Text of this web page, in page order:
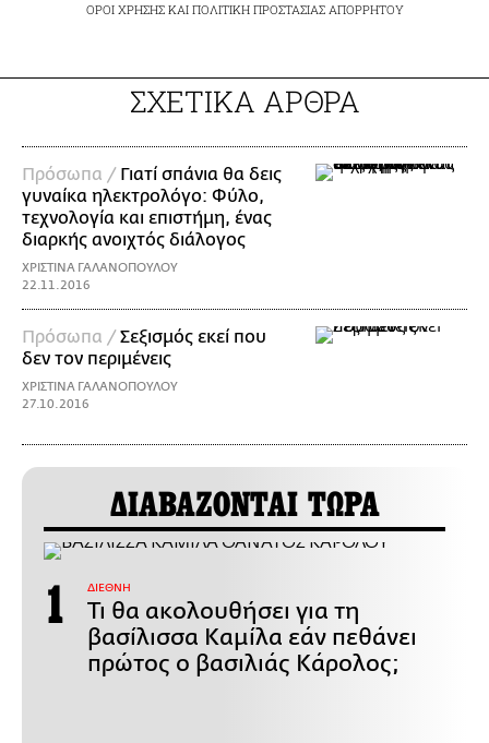
ΟΡΟΙ ΧΡΗΣΗΣΚΑΙ ΠΟΛΙΤΙΚΗ ΠΡΟΣΤΑΣΙΑΣ ΑΠΟΡΡΗΤΟΥ
ΣΧΕΤΙΚΑ ΑΡΘΡΑ
Πρόσωπα / Γιατί σπάνια θα δεις
γυναίκα ηλεκτρολόγο: Φύλο,
τεχνολογία και επιστήμη, ένας
διαρκής ανοιχτός διάλογος
ΧΡΙΣΤΙΝΑ ΓΑΛΑΝΟΠΟΥΛΟΥ
22.11.2016
Πρόσωπα /Σεξισμός εκεί που
δεν τον περιμένεις
ΧΡΙΣΤΙΝΑ ΓΑΛΑΝΟΠΟΥΛΟΥ
27.10.2016
ΔΙΑΒΑΖΟΝΤΑΙ ΤΩΡΑ
ΔΙΕΘΝΗ
Τι θα ακολουθήσει για τη
βασίλισσα Καμίλα εάν πεθάνει
πρώτος ο βασιλιάς Κάρολος;